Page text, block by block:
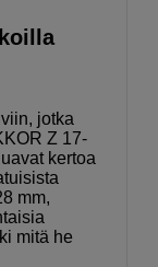
jotka
Z 17-
kertoa
mm,
mitä he